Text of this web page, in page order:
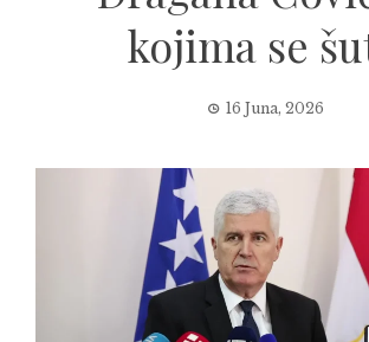
kojima se
16 Juna, 2026